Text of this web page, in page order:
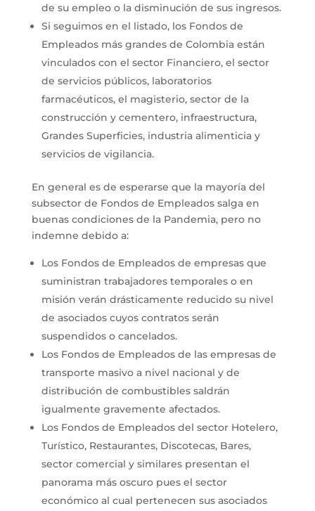
de su empleo o la disminución de sus ingresos.
Si seguimos en el listado, los Fondos de
Empleados más grandes de Colombia están
vinculados con el sector Financiero, el sector
de servicios públicos, laboratorios
farmacéuticos, el magisterio, sector de la
construcción y cementero, infraestructura,
Grandes Superficies, industria alimenticia y
servicios de vigilancia.
En general es de esperarse que la mayoría del
subsector de Fondos de Empleados salga en
buenas condiciones de la Pandemia, pero no
indemne debido a:
Los Fondos de Empleados de empresas que
suministran trabajadores temporales o en
misión verán drásticamente reducido su nivel
de asociados cuyos contratos serán
suspendidos o cancelados.
Los Fondos de Empleados de las empresas de
transporte masivo a nivel nacional y de
distribución de combustibles saldrán
igualmente gravemente afectados.
Los Fondos de Empleados del sector Hotelero,
Turístico, Restaurantes, Discotecas, Bares,
sector comercial y similares presentan el
panorama más oscuro pues el sector
económico al cual pertenecen sus asociados